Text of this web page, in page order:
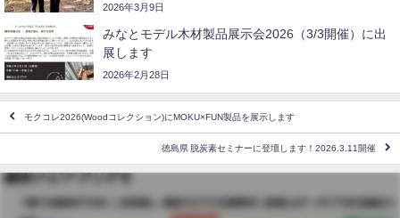
2026年3月9日
みなとモデル木材製品展示会2026（3/3開催）に出
展します
2026年2月28日
モクコレ2026(Woodコレクション)にMOKU×FUN製品を展示します
徳島県 脱炭素セミナーに登壇します！2026.3.11開催